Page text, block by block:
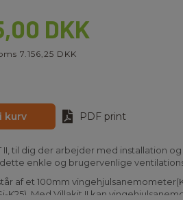
DKK
7.156,25 DKK
kurv PDF print
II, til dig der arbejder med installation
enkle og brugervenlige
af et 100mm
K25). Med Villakit II kan